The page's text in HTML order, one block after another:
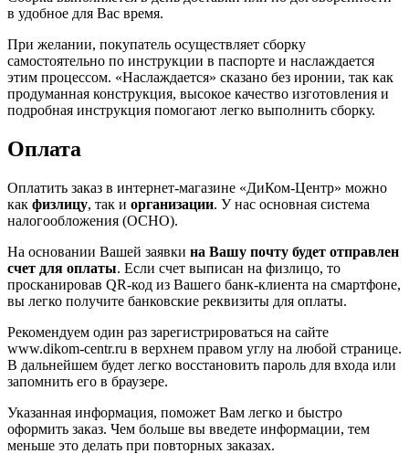
в удобное для Вас время.
При желании, покупатель осуществляет сборку
самостоятельно по инструкции в паспорте и наслаждается
этим процессом. «Наслаждается» сказано без иронии, так как
продуманная конструкция, высокое качество изготовления и
подробная инструкция помогают легко выполнить сборку.
Оплата
Оплатить заказ в интернет-магазине «ДиКом-Центр» можно
как физлицу, так и организации. У нас основная система
налогообложения (ОСНО).
На основании Вашей заявки на Вашу почту будет отправлен
счет для оплаты. Если счет выписан на физлицо, то
просканировав QR-код из Вашего банк-клиента на смартфоне,
вы легко получите банковские реквизиты для оплаты.
Рекомендуем один раз зарегистрироваться на сайте
www.dikom-centr.ru в верхнем правом углу на любой странице.
В дальнейшем будет легко восстановить пароль для входа или
запомнить его в браузере.
Указанная информация, поможет Вам легко и быстро
оформить заказ. Чем больше вы введете информации, тем
меньше это делать при повторных заказах.